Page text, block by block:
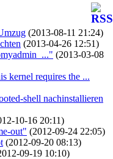
(2013-08-11 21:24)
(2013-04-26 12:51)
(2013-03-08
kernel requires the ...
shell nachinstallieren
10-16 20:11)
out" (2012-09-24 22:05)
(2012-09-20 08:13)
09-19 10:10)